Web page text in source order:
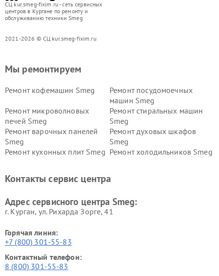
СЦ kur.smeg-fixim.ru - сеть сервисных
центров в Кургане по ремонту и
обслуживанию техники Smeg
2021-2026 © СЦ kur.smeg-fixim.ru
Мы ремонтируем
Ремонт кофемашин Smeg
Ремонт посудомоечных
машин Smeg
Ремонт микроволновых
печей Smeg
Ремонт стиральных машин
Smeg
Ремонт варочных панелей
Smeg
Ремонт духовых шкафов
Smeg
Ремонт кухонных плит Smeg Ремонт холодильников Smeg
Контакты сервис центра
Адрес сервисного центра Smeg:
г. Курган, ул. Рихарда Зорге, 41
Горячая линия:
+7 (800) 301-55-83
Контактный телефон:
8 (800) 301-55-83